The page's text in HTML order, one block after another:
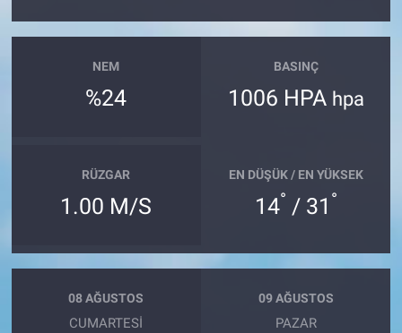
NEM
%24
BASINÇ
1006 HPA hpa
RÜZGAR
1.00 M/S
EN DÜŞÜK / EN YÜKSEK
14° / 31 °
08 AĞUSTOS
CUMARTESI
09 AĞUSTOS
PAZAR